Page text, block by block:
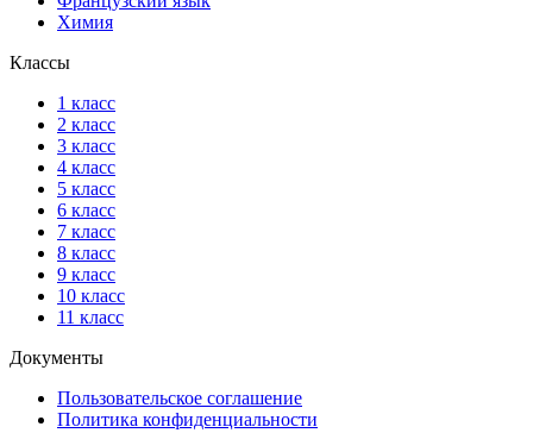
Химия
Классы
1 класс
2 класс
3 класс
4 класс
5 класс
6 класс
7 класс
8 класс
9 класс
10 класс
11 класс
Документы
Пользовательское соглашение
Политика конфиденциальности